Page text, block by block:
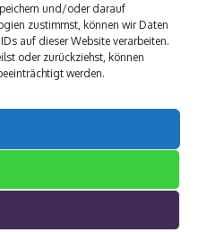
und/oder darauf
zustimmst, können wir Daten
auf dieser Website verarbeiten.
oder zurückziehst, können
werden.